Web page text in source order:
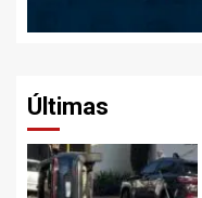
Últimas